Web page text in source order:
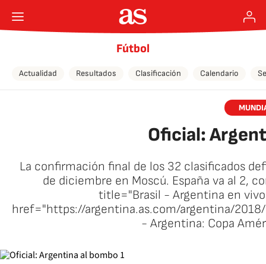
Fútbol
Actualidad Resultados Clasificación Calendario
Oficial:
La confirmación final de los 32 clasificados
de diciembre en Moscú. España va al 2,
title="Brasil - Argentina en
href="https://argentina.as.com/argentina/
- Argentina: Copa